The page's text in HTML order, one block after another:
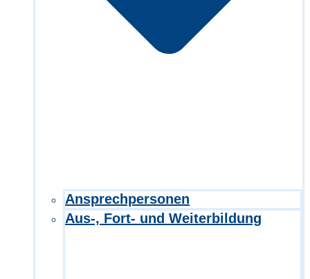
Ansprechpersonen
Aus-, Fort- und Weiterbildung